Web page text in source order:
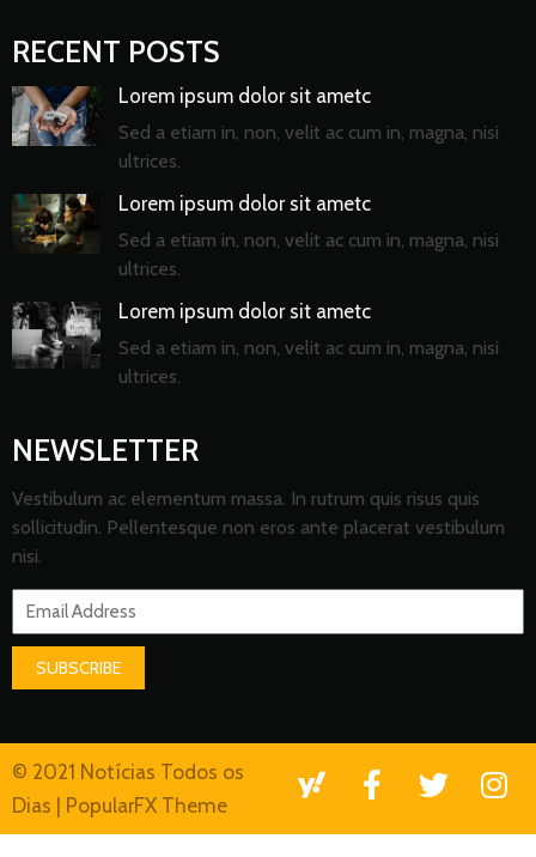
RECENT POSTS
Lorem ipsum dolor sit ametc
Sed a etiam in, non, velit ac cum in, magna, nisi
ultrices.
Lorem ipsum dolor sit ametc
Sed a etiam in, non, velit ac cum in, magna, nisi
ultrices.
Lorem ipsum dolor sit ametc
Sed a etiam in, non, velit ac cum in, magna, nisi
ultrices.
NEWSLETTER
Vestibulum ac elementum massa. In rutrum quis risus quis
sollicitudin. Pellentesque non eros ante placerat vestibulum
nisi.
SUBSCRIBE
© 2021 Notícias Todos os
Dias | PopularFX Theme